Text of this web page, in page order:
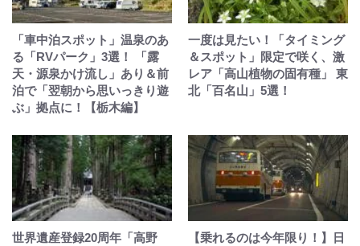
「車中泊スポット」温泉のあ
る「RVパーク」3選！ 「露
天・源泉かけ流し」あり＆前
泊で「翌朝から思いっきり遊
ぶ」拠点に！【栃木編】
一度は見たい！「タイミング
＆スポット」限定で咲く、激
レア「高山植物の固有種」 東
北「百名山」5選！
世界遺産登録20周年「高野
【乗れるのは今年限り！】日